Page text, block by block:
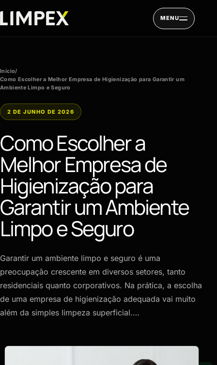
MENU
Início/
Como Escolher a Melhor Empresa de Higienização para Garantir um
Ambiente Limpo e Seguro
2 DE JUNHO DE 2026
Como Escolher a
Melhor Empresa de
Higienização para
Garantir um Ambiente
Limpo e Seguro
Garantir um ambiente limpo e seguro é uma
preocupação crescente em diversos setores, tanto
residenciais quanto corporativos. Na prática, a escolha
de uma empresa de higienização adequada vai muito
além da simples limpeza superficial.…